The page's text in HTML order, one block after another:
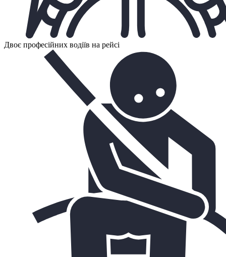
Двоє професійних водіїв на рейсі